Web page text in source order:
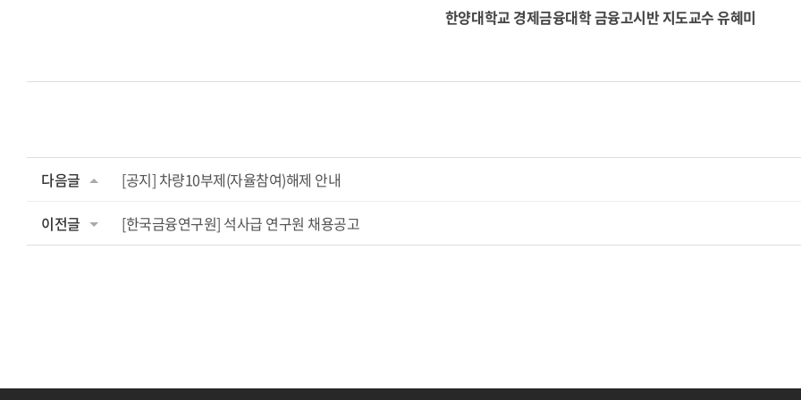
한양대학교 경제금융대학 금융고시반 지도교수 유혜미
다음글 [공지] 차량10부제(자율참여)해제 안내
이전글 [한국금융연구원] 석사급 연구원 채용공고